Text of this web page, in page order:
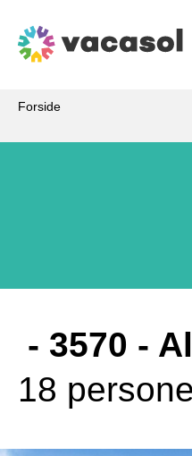
Forside
- 3570 -
18